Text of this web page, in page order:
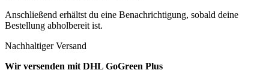
Anschließend erhältst du eine Benachrichtigung, sobald deine
Bestellung abholbereit ist.
Nachhaltiger Versand
Wir versenden mit DHL GoGreen Plus